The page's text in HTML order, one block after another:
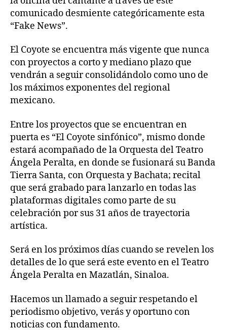
comunicado desmiente categóricamente esta
“Fake News”.
El Coyote se encuentra más vigente que nunca
con proyectos a corto y mediano plazo que
vendrán a seguir consolidándolo como uno de
los máximos exponentes del regional
mexicano.
Entre los proyectos que se encuentran en
puerta es “El Coyote sinfónico”, mismo donde
estará acompañado de la Orquesta del Teatro
Ángela Peralta, en donde se fusionará su Banda
Tierra Santa, con Orquesta y Bachata; recital
que será grabado para lanzarlo en todas las
plataformas digitales como parte de su
celebración por sus 31 años de trayectoria
artística.
Será en los próximos días cuando se revelen los
detalles de lo que será este evento en el Teatro
Ángela Peralta en Mazatlán, Sinaloa.
Hacemos un llamado a seguir respetando el
periodismo objetivo, verás y oportuno con
noticias con fundamento.